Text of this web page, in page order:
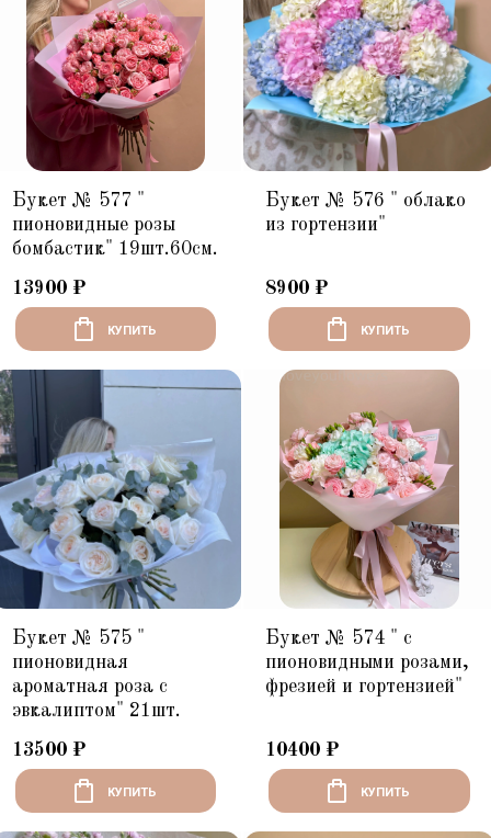
Букет № 577 "
пионовидные розы
бомбастик" 19шт.60см.
13900 ₽
КУПИТЬ
Букет № 576 " облако
из гортензии"
8900 ₽
КУПИТЬ
Букет № 575 "
пионовидная
ароматная роза с
эвкалиптом" 21шт.
13500 ₽
КУПИТЬ
Букет № 574 " с
пионовидными розами,
фрезией и гортензией"
10400 ₽
КУПИТЬ